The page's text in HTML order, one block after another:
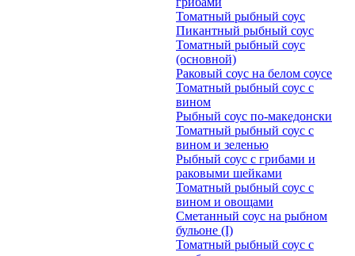
Томатный рыбный соус
Пикантный рыбный соус
Томатный рыбный соус
(основной)
Раковый соус на белом соусе
Томатный рыбный соус с
вином
Рыбный соус по-македонски
Томатный рыбный соус с
вином и зеленью
Рыбный соус с грибами и
раковыми шейками
Томатный рыбный соус с
вином и овощами
Сметанный соус на рыбном
бульоне (I)
Томатный рыбный соус с